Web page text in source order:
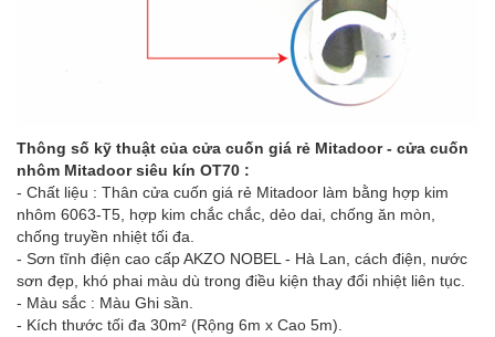
Thông số kỹ thuật của cửa cuốn giá rẻ Mitadoor - cửa cuốn
nhôm Mitadoor siêu kín OT70 :
- Chất liệu : Thân cửa cuốn giá rẻ Mitadoor làm bằng hợp kim
nhôm 6063-T5, hợp kim chắc chắc, dẻo dai, chống ăn mòn,
chống truyền nhiệt tối đa.
- Sơn tĩnh điện cao cấp AKZO NOBEL - Hà Lan, cách điện, nước
sơn đẹp, khó phai màu dù trong điều kiện thay đổi nhiệt liên tục.
- Màu sắc : Màu Ghi sần.
- Kích thước tối đa 30m² (Rộng 6m x Cao 5m).